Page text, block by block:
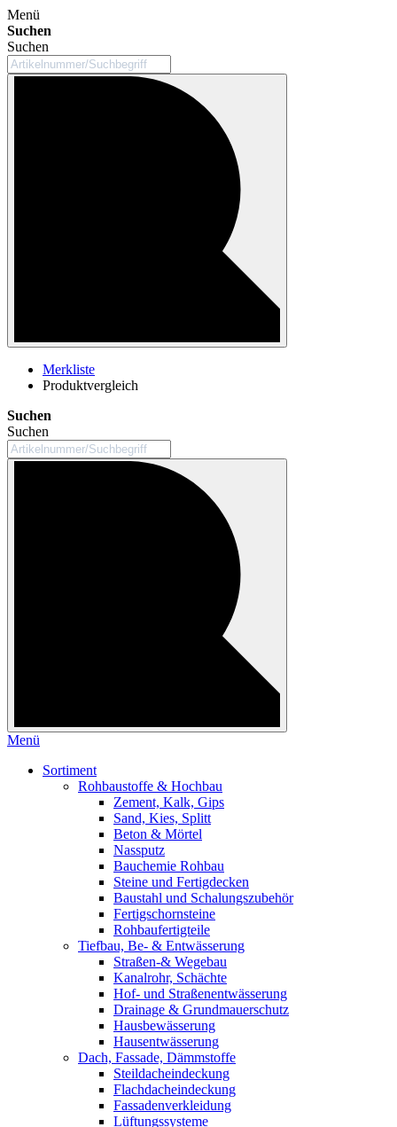
Menü
Suchen
Suchen
Merkliste
Produktvergleich
Suchen
Suchen
Menü
Sortiment
Rohbaustoffe & Hochbau
Zement, Kalk, Gips
Sand, Kies, Splitt
Beton & Mörtel
Nassputz
Bauchemie Rohbau
Steine und Fertigdecken
Baustahl und Schalungszubehör
Fertigschornsteine
Rohbaufertigteile
Tiefbau, Be- & Entwässerung
Straßen-& Wegebau
Kanalrohr, Schächte
Hof- und Straßenentwässerung
Drainage & Grundmauerschutz
Hausbewässerung
Hausentwässerung
Dach, Fassade, Dämmstoffe
Steildacheindeckung
Flachdacheindeckung
Fassadenverkleidung
Lüftungssysteme